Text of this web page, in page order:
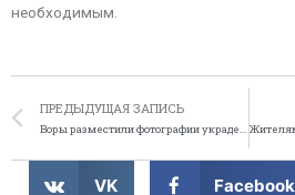
необходимым.
ПРЕДЫДУЩАЯ ЗАПИСЬ
Воры разместили фотографии украденных вещей на Facebook
VK Facebook